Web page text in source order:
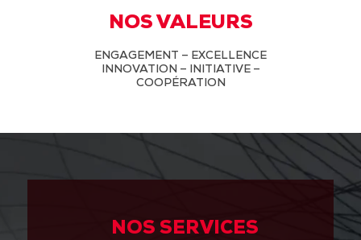
NOS VALEURS
ENGAGEMENT – EXCELLENCE
INNOVATION – INITIATIVE –
COOPÉRATION
NOS SERVICES